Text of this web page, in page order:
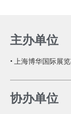
主办单位
• 上海博华国际展
协办单位